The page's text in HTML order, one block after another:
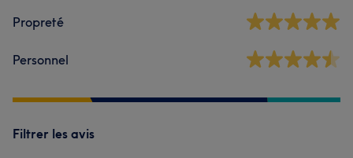
Propreté
Personnel
Filtrer les avis